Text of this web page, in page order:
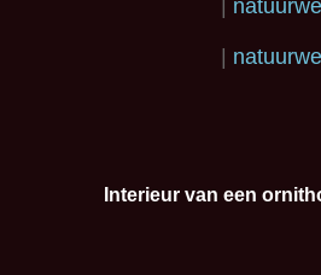
Interieur van een